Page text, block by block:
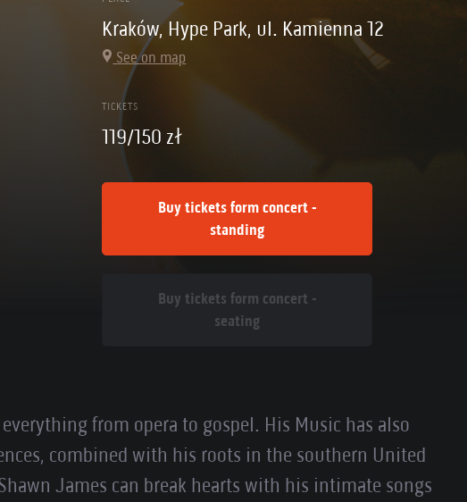
Kraków, Hype Park, ul. Kamienna 12
See on map
TICKETS
119/150 zł
Buy tickets form concert -
standing
Buy tickets form concert -
seating
from opera to gospel. His Music has also
combined with his roots in the southern United
James can break hearts with his intimate songs